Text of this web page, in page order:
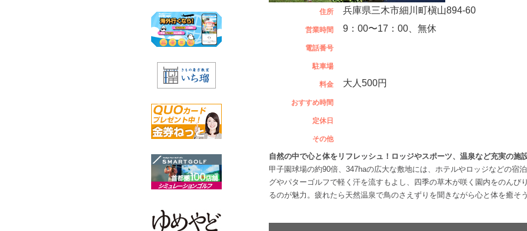
住所 兵庫県三木市細川町槇山894-60
営業時間 9：00〜17：00、無休
電話番号
駐車場
料金 大人500円
おすすめ時間
定休日
その他
自然の中で心と体をリフレッシュ！ロッジやスポーツ、温泉など充実の施
甲子園球場の約90倍、347haの広大な敷地には、ホテルやロッジなどの宿
グやパターゴルフで軽く汗を流すもよし、四季の草木が咲く園内をのんび
るのが魅力。疲れたら天然温泉で鳥のさえずりを聞きながら心と体を癒そ